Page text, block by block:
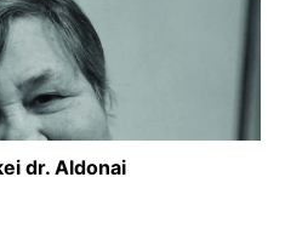
dr. Aldonai